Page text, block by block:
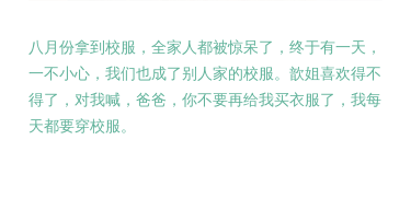
八月份拿到校服，全家人都被惊呆了，终于有一天，
一不小心，我们也成了别人家的校服。歆姐喜欢得不
得了，对我喊，爸爸，你不要再给我买衣服了，我每
天都要穿校服。